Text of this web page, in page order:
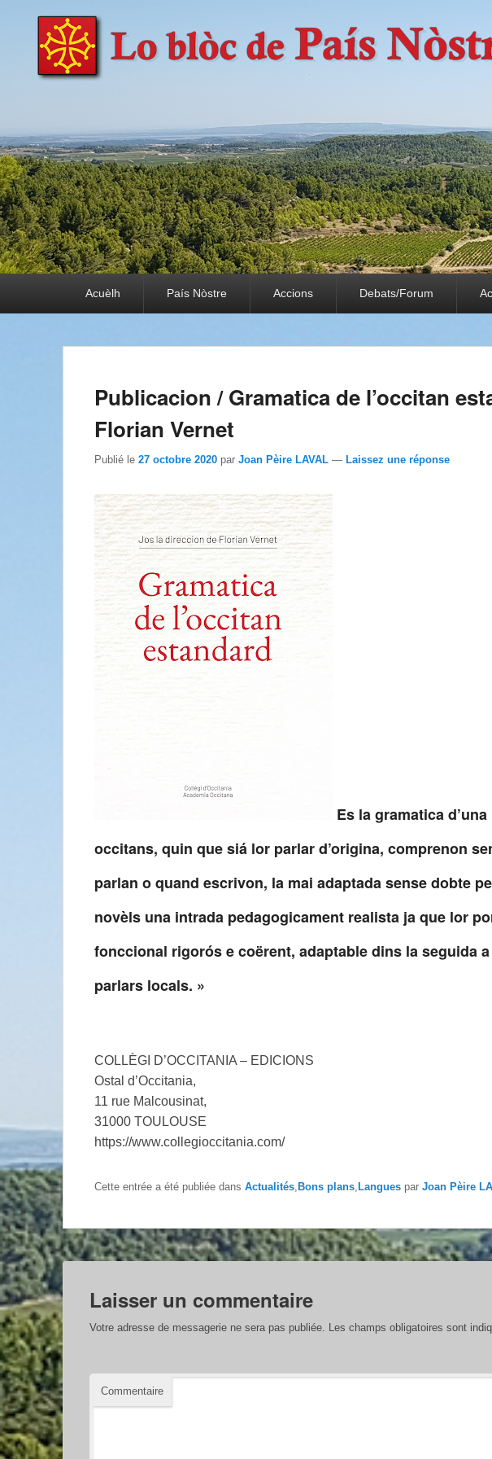
País Nòstre
Paratge e Convivència
Acuèlh País Nòstre Accions Debats/Forum
Publicacion / Gramatica de l’occitan
Florian Vernet
Publié le 27 octobre 2020 par Joan Pèire LAVAL — Laissez une réponse
Es la gramatica
occitans, quin que siá lor parlar d’origina, comprenon
parlan o quand escrivon, la mai adaptada sense dobte
novèls una intrada pedagogicament realista ja que lor
fonccional rigorós e coërent, adaptable dins la seguida
parlars locals. »
COLLÈGI D’OCCITANIA – EDICIONS
Ostal d’Occitania,
11 rue Malcousinat,
31000 TOULOUSE
https://www.collegioccitania.com/
Cette entrée a été publiée dans Actualités Bons plans Langues par Joan Pèire
Laisser un commentaire
Votre adresse de messagerie ne sera pas publiée. Les champs obligatoires sont
Commentaire